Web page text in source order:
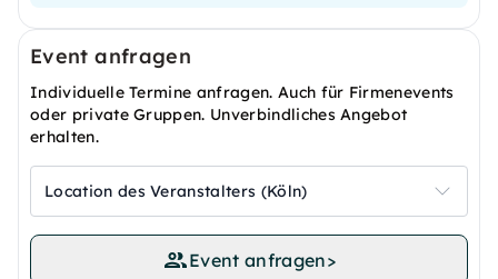
Event anfragen
Individuelle Termine anfragen. Auch für Firmenevents
oder private Gruppen. Unverbindliches Angebot
erhalten.
Location des Veranstalters (Köln)
Event anfragen>